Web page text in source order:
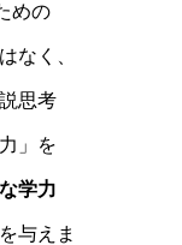
めの
なく、
思考
」を
学力
与えま